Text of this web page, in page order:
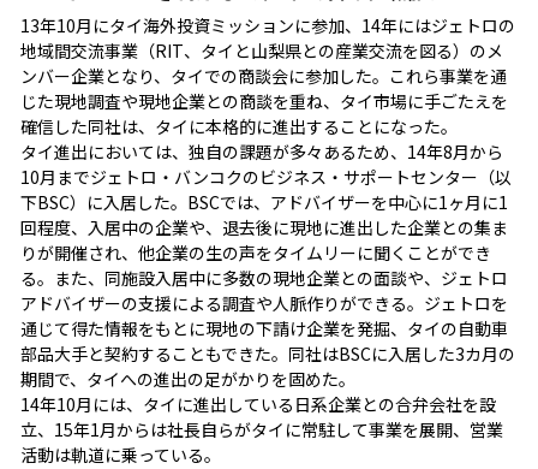
13年10月にタイ海外投資ミッションに参加、14年にはジェトロの
地域間交流事業（RIT、タイと山梨県との産業交流を図る）のメ
ンバー企業となり、タイでの商談会に参加した。これら事業を通
じた現地調査や現地企業との商談を重ね、タイ市場に手ごたえを
確信した同社は、タイに本格的に進出することになった。
タイ進出においては、独自の課題が多々あるため、14年8月から
10月までジェトロ・バンコクのビジネス・サポートセンター（以
下BSC）に入居した。BSCでは、アドバイザーを中心に1ヶ月に1
回程度、入居中の企業や、退去後に現地に進出した企業との集ま
りが開催され、他企業の生の声をタイムリーに聞くことができ
る。また、同施設入居中に多数の現地企業との面談や、ジェトロ
アドバイザーの支援による調査や人脈作りができる。ジェトロを
通じて得た情報をもとに現地の下請け企業を発掘、タイの自動車
部品大手と契約することもできた。同社はBSCに入居した3カ月の
期間で、タイへの進出の足がかりを固めた。
14年10月には、タイに進出している日系企業との合弁会社を設
立、15年1月からは社長自らがタイに常駐して事業を展開、営業
活動は軌道に乗っている。